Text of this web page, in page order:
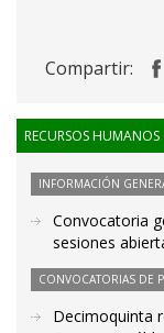
Compartir:
RECURSOS HUMANOS
INFORMACIÓN
Convocatoria
sesiones
CONVOCATORIAS DE
Decimoquinta